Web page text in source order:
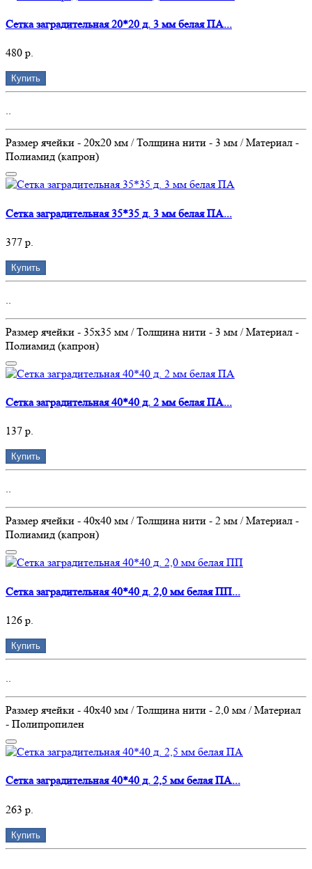
Сетка заградительная 20*20 д. 3 мм белая ПА...
480 р.
Купить
..
Размер ячейки - 20х20 мм / Толщина нити - 3 мм / Материал -
Полиамид (капрон)
Сетка заградительная 35*35 д. 3 мм белая ПА...
377 р.
Купить
..
Размер ячейки - 35х35 мм / Толщина нити - 3 мм / Материал -
Полиамид (капрон)
Сетка заградительная 40*40 д. 2 мм белая ПА...
137 р.
Купить
..
Размер ячейки - 40х40 мм / Толщина нити - 2 мм / Материал -
Полиамид (капрон)
Сетка заградительная 40*40 д. 2,0 мм белая ПП...
126 р.
Купить
..
Размер ячейки - 40х40 мм / Толщина нити - 2,0 мм / Материал
- Полипропилен
Сетка заградительная 40*40 д. 2,5 мм белая ПА...
263 р.
Купить